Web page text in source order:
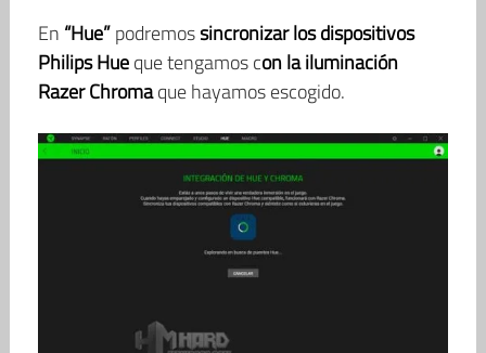
En “Hue”podremossincronizar los dispositivos
Philips Hueque tengamos con la iluminación
Razer Chromaque hayamos escogido.